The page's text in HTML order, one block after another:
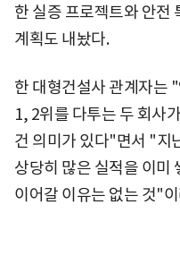
한 실증 프로젝트와 안전
계획도 내놨다.
한 대형건설사 관계자는
1, 2위를 다투는 두 회사
건 의미가 있다"면서 "지
상당히 많은 실적을 이미
이어갈 이유는 없는 것"